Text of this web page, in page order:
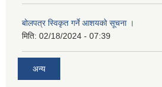
बोलपत्र स्विकृत गर्ने आशयको सूचना ।
मिति: 02/18/2024 - 07:39
अन्य